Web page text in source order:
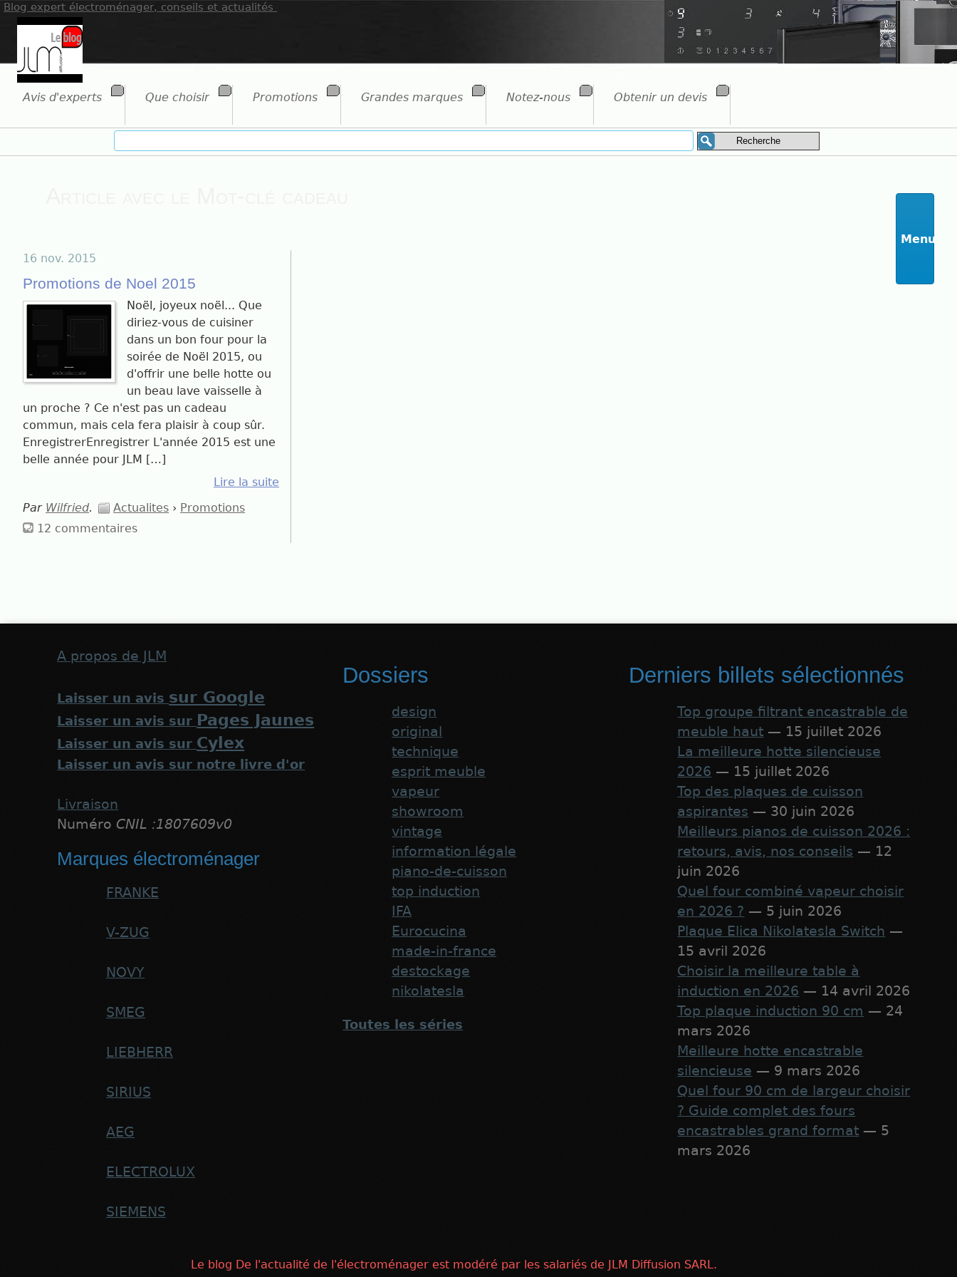
Blog expert électroménager, conseils et actualités
Avis d'experts Que choisir Promotions Grandes marques Notez-nous Obtenir un devis
Menu
16 nov. 2015
Promotions de Noel 2015
Noël, joyeux noël... Que
diriez-vous de cuisiner
dans un bon four pour la
soirée de Noël 2015, ou
d'offrir une belle hotte ou
un beau lave vaisselle à
un proche ? Ce n'est pas un cadeau
commun, mais cela fera plaisir à coup sûr.
EnregistrerEnregistrer L'année 2015 est une
belle année pour JLM […]
Lire la suite
Par Wilfried. Actualites › Promotions
12 commentaires
A propos de JLM
Laisser un avis sur Google
Laisser un avis sur Pages Jaunes
Laisser un avis sur Cylex
Laisser un avis sur notre livre d'or
Livraison
Numéro CNIL :1807609v0
Marques électroménager
FRANKE
V-ZUG
NOVY
SMEG
LIEBHERR
SIRIUS
AEG
ELECTROLUX
SIEMENS
Dossiers
design
original
technique
esprit meuble
vapeur
showroom
vintage
information légale
piano-de-cuisson
top induction
IFA
Eurocucina
made-in-france
destockage
nikolatesla
Toutes les séries
Derniers billets sélectionnés
Top groupe filtrant encastrable de
meuble haut — 15 juillet 2026
La meilleure hotte silencieuse
2026 — 15 juillet 2026
Top des plaques de cuisson
aspirantes — 30 juin 2026
Meilleurs pianos de cuisson 2026 :
retours, avis, nos conseils — 12
juin 2026
Quel four combiné vapeur choisir
en 2026 ? — 5 juin 2026
Plaque Elica Nikolatesla Switch —
15 avril 2026
Choisir la meilleure table à
induction en 2026 — 14 avril 2026
Top plaque induction 90 cm — 24
mars 2026
Meilleure hotte encastrable
silencieuse — 9 mars 2026
Quel four 90 cm de largeur choisir
? Guide complet des fours
encastrables grand format — 5
mars 2026
Le blog De l'actualité de l'électroménager est modéré par les salariés de JLM Diffusion SARL.